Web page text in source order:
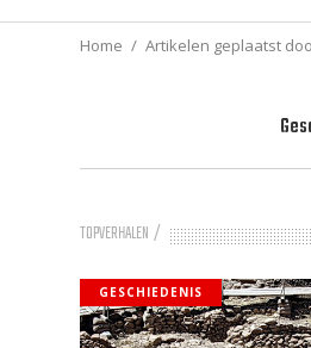
Home Artikelen geplaatst
TOPVERHALEN
GESCHIEDENIS